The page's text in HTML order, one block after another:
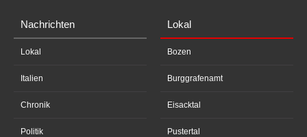
Nachrichten
Lokal
Italien
Chronik
Politik
Lokal
Bozen
Burggrafenamt
Eisacktal
Pustertal